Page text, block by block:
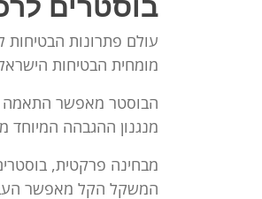
עולם פתרונות הבטיחות
מומחית הבטיחות
הבוסטר מאפשר התאמה
מנגנון ההגבהה
מבחינה פרקטית,
המשקל הקל מאפשר